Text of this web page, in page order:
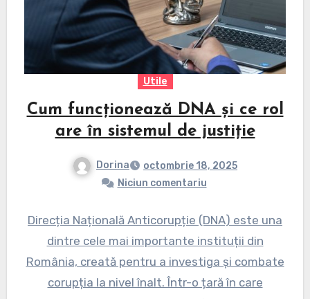
Utile
Cum funcționează DNA și ce rol
are în sistemul de justiție
Dorina
octombrie 18, 2025
Niciun comentariu
Direcția Națională Anticorupție (DNA) este una
dintre cele mai importante instituții din
România, creată pentru a investiga și combate
corupția la nivel înalt. Într-o țară în care